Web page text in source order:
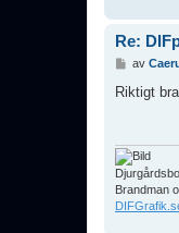
Re:
l
av
Riktigt
Brandman